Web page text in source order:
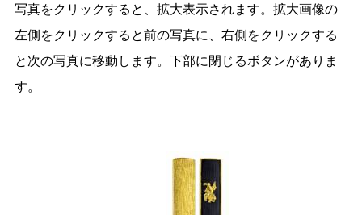
写真をクリックすると、拡大表示されます。拡大画像の
左側をクリックすると前の写真に、右側をクリックする
と次の写真に移動します。下部に閉じるボタンがありま
す。